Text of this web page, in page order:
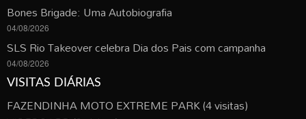
Bones Brigade: Uma Autobiografia
04/08/2026
SLS Rio Takeover celebra Dia dos Pais com campanha
04/08/2026
VISITAS DIÁRIAS
FAZENDINHA MOTO EXTREME PARK(4 visitas)